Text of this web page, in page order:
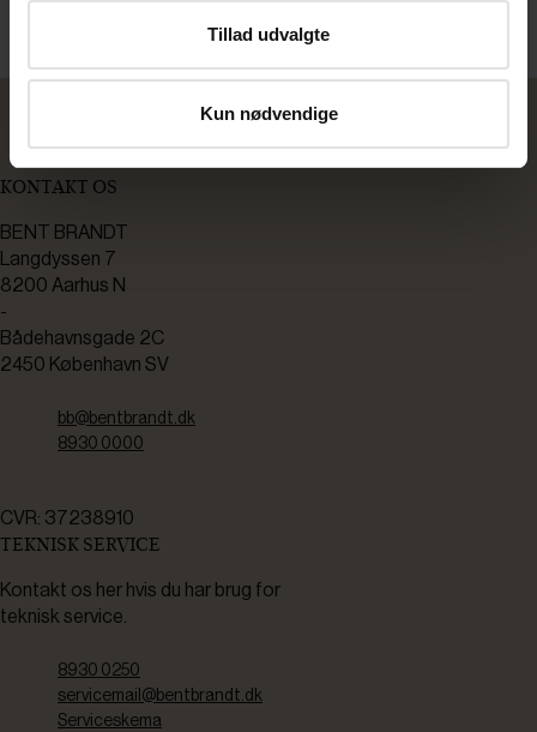
Tillad udvalgte
Kun nødvendige
KONTAKT OS
BENT BRANDT
Langdyssen 7
8200 Aarhus N
-
Bådehavnsgade 2C
2450 København SV
bb@bentbrandt.dk
8930 0000
CVR: 37238910
TEKNISK SERVICE
Kontakt os her hvis du har brug for
teknisk service.
8930 0250
servicemail@bentbrandt.dk
Serviceskema